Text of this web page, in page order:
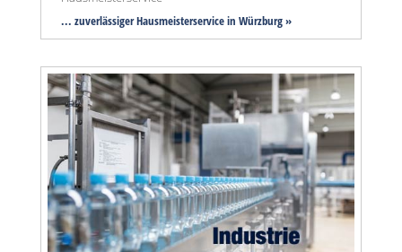
... zuverlässiger Hausmeisterservice in Würzburg »